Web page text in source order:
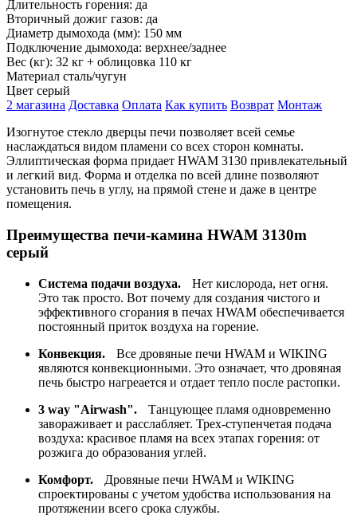
Длительность горения: да
Вторичный дожиг газов: да
Диаметр дымохода (мм): 150 мм
Подключение дымохода: верхнее/заднее
Вес (кг): 32 кг + облицовка 110 кг
Материал сталь/чугун
Цвет серый
2 магазина Доставка Оплата Как купить Возврат Монтаж
Изогнутое стекло дверцы печи позволяет всей семье
наслаждаться видом пламени со всех сторон комнаты.
Эллиптическая форма придает HWAM 3130 привлекательный
и легкий вид. Форма и отделка по всей длине позволяют
установить печь в углу, на прямой стене и даже в центре
помещения.
Преимущества печи-камина HWAM 3130m
серый
Система подачи воздуха.
Нет кислорода, нет огня.
Это так просто. Вот почему для создания чистого и
эффективного сгорания в печах HWAM обеспечивается
постоянный приток воздуха на горение.
Конвекция.
Все дровяные печи HWAM и WIKING
являются конвекционными. Это означает, что дровяная
печь быстро нагреается и отдает тепло после растопки.
3 way "Airwash".
Танцующее пламя одновременно
завораживает и расслабляет. Трех-ступенчетая подача
воздуха: красивое пламя на всех этапах горения: от
розжига до образования углей.
Комфорт.
Дровяные печи HWAM и WIKING
спроектированы с учетом удобства использования на
протяжении всего срока службы.